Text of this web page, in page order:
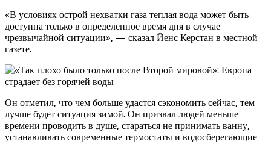
«В условиях острой нехватки газа теплая вода может быть
доступна только в определенное время дня в случае
чрезвычайной ситуации», — сказал Йенс Керстан в местной
газете.
Он отметил, что чем больше удастся сэкономить сейчас, тем
лучше будет ситуация зимой. Он призвал людей меньше
времени проводить в душе, стараться не принимать ванну,
устанавливать современные термостаты и водосберегающие